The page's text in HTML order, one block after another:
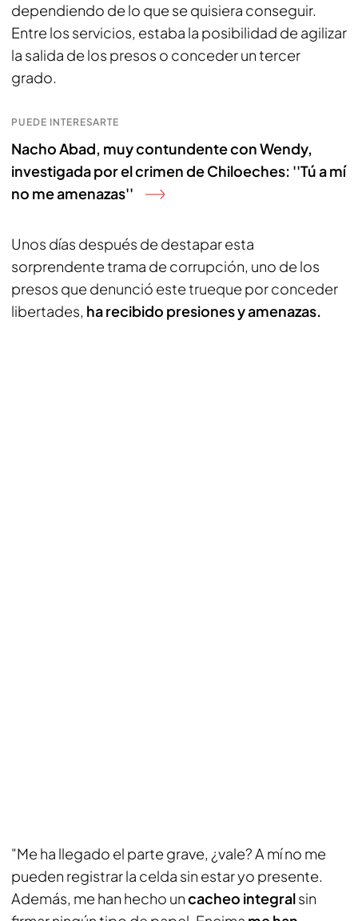
dependiendo de lo que se quisiera conseguir.
Entre los servicios, estaba la posibilidad de agilizar
la salida de los presos o conceder un tercer
grado.
PUEDE INTERESARTE
Nacho Abad, muy contundente con Wendy,
investigada por el crimen de Chiloeches: ''Tú a mí
no me amenazas''
Unos días después de destapar esta
sorprendente trama de corrupción, uno de los
presos que denunció este trueque por conceder
libertades, ha recibido presiones y amenazas.
"Me ha llegado el parte grave, ¿vale? A mí no me
pueden registrar la celda sin estar yo presente.
Además, me han hecho uncacheo integralsin